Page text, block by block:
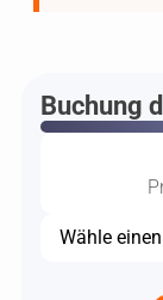
Buchung